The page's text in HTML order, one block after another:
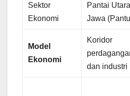
Sektor
Ekonomi
Pantai Utara
Jawa
Model
Ekonomi
Koridor
dan industri